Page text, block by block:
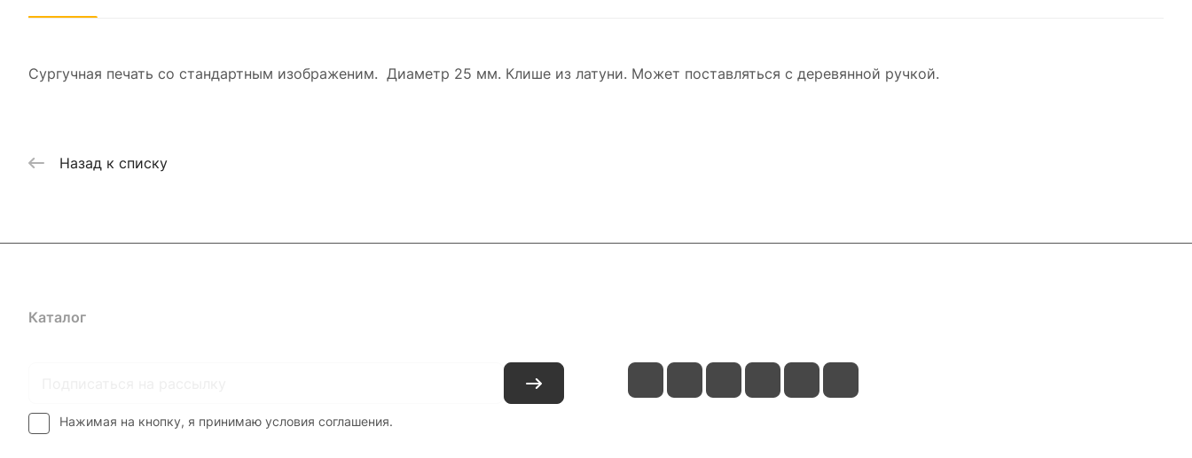
Сургучная печать со стандартным изображеним. Диаметр 25 мм. Клише из латуни. Может поставляться с деревянной ручкой.
Назад к списку
Каталог
Нажимая на кнопку, я принимаю условия соглашения.